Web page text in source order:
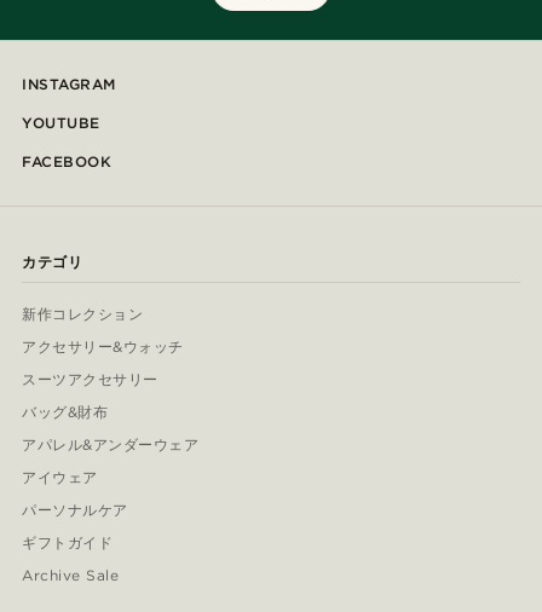
INSTAGRAM
YOUTUBE
FACEBOOK
カテゴリ
新作コレクション
アクセサリー&ウォッチ
スーツアクセサリー
バッグ&財布
アパレル&アンダーウェア
アイウェア
パーソナルケア
ギフトガイド
Archive Sale